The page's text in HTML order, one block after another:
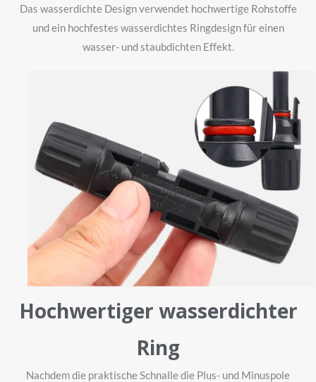
Das wasserdichte Design verwendet hochwertige Rohstoffe
und ein hochfestes wasserdichtes Ringdesign für einen
wasser- und staubdichten Effekt.
Hochwertiger wasserdichter
Ring
Nachdem die praktische Schnalle die Plus- und Minuspole